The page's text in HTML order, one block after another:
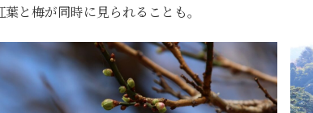
と梅が同時に見られることも。